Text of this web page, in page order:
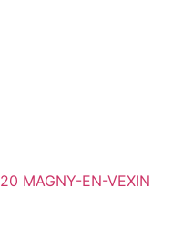
MAGNY-EN-VEXIN